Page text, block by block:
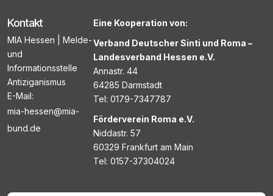
Kontakt
MIA Hessen | Melde-
und
Informationsstelle
Antiziganismus
E-Mail:
mia-hessen@mia-
bund.de
Eine Kooperation von:
Verband Deutscher Sinti und Roma –
Landesverband Hessen e.V.
Annastr. 44
64285 Darmstadt
Tel: 0179-7347787
Förderverein Roma e.V.
Niddastr. 57
60329 Frankfurt am Main
Tel: 0157-37304024